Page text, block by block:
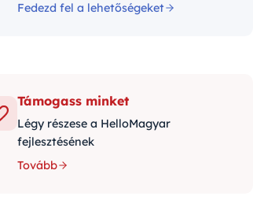
Fedezd fel a lehetőségeket
Támogass minket
Légy részese a HelloMagyar
fejlesztésének
Tovább